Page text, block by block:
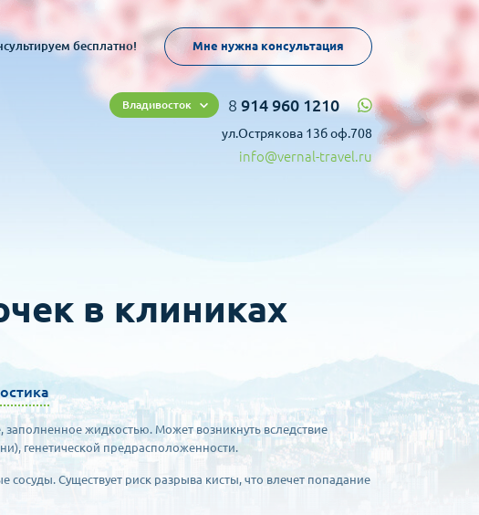
бесплатно! Мне нужна консультация
Владивосток 8 914 960 1210
ул.Острякова 13б оф.708
info@vernal-travel.ru
в клиниках
заполненное жидкостью. Может возникнуть вследствие
генетической предрасположенности.
сосуды. Существует риск разрыва кисты, что влечет попадание